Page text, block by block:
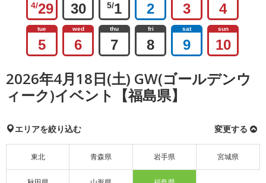
4/29 30 5/1 2 3 4
tue
5
wed
6
thu
7
fri
8
sat
9
sun
10
2026年4月18日(土) GW(ゴールデンウ
ィーク)イベント【福島県】
エリアを絞り込む 変更する
東北 青森県 岩手県 宮城県